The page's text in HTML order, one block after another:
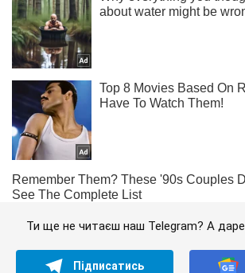
Ти ще не читаєш наш Telegram? А
Підписатись